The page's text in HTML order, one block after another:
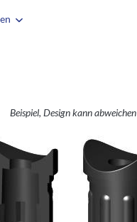
Beispiel, Design kann abweichen